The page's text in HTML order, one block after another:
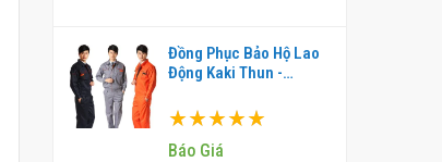
Đồng Phục Bảo Hộ Lao
Động Kaki Thun -
Xếp hạng:
100%
Báo Giá